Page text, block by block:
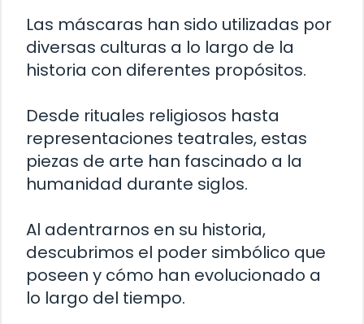
Las máscaras han sido utilizadas por
diversas culturas a lo largo de la
historia con diferentes propósitos.
Desde rituales religiosos hasta
representaciones teatrales, estas
piezas de arte han fascinado a la
humanidad durante siglos.
Al adentrarnos en su historia,
descubrimos el poder simbólico que
poseen y cómo han evolucionado a
lo largo del tiempo.